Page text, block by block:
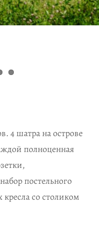
4 шатра на острове
полноценная
постельного
со столиком